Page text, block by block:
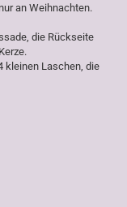
an Weihnachten.
die Rückseite
kleinen Laschen, die